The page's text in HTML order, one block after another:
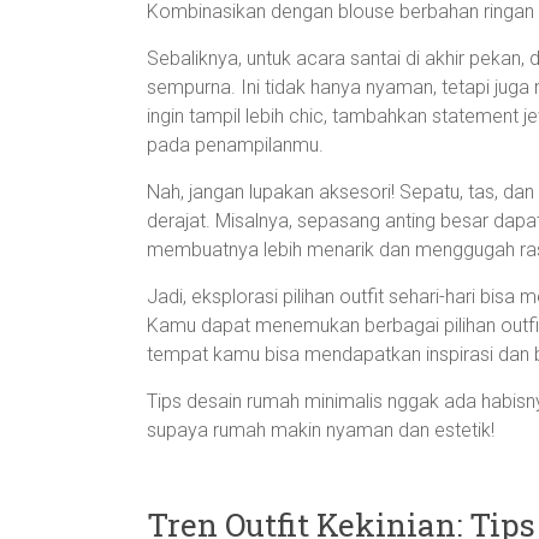
Kombinasikan dengan blouse berbahan
Sebaliknya, untuk acara santai di akhir
sempurna. Ini tidak hanya nyaman, tetapi
ingin tampil lebih chic, tambahkan statement
pada penampilanmu.
Nah, jangan lupakan aksesori! Sepatu, tas,
derajat. Misalnya, sepasang anting besar
membuatnya lebih menarik dan menggugah
Jadi, eksplorasi pilihan outfit sehari-hari bisa
Kamu dapat menemukan berbagai pilihan
tempat kamu bisa mendapatkan inspirasi dan
Tips desain rumah minimalis nggak ada
supaya rumah makin nyaman dan estetik!
Tren Outfit Kekinian: